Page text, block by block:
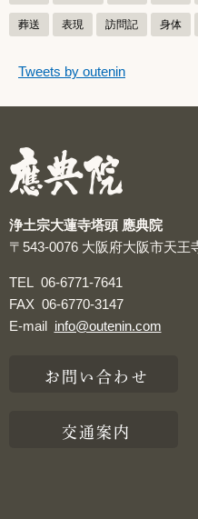
葬送 表現 訪問記 身体
つぶやき
つぶやきをスキップする
Tweets by outenin
浄土宗大蓮寺塔頭 應典院
〒543-0076 大阪府大阪市天王
TEL 06-6771-7641
FAX 06-6770-3147
E-mail info@outenin.com
お問い合わせ
交通案内